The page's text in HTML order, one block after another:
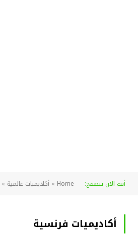
أنت الآن تتصفح: Home
» أكاديميات عالمية »
أكاديميات فرنسية